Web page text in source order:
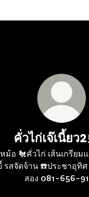
คั่วไก่เจ๊เนี้ยว
ม้อ 🐔คั่วไก่ เส้นเกรียม
รสจัดจ้าน ☎️ประชาอุทิ
สอง 081-656-